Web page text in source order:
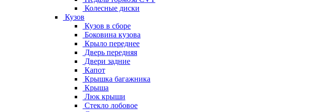
Колесные диски
Кузов
Кузов в сборе
Боковина кузова
Крыло переднее
Дверь передняя
Двери задние
Капот
Крышка багажника
Крыша
Люк крыши
Стекло лобовое